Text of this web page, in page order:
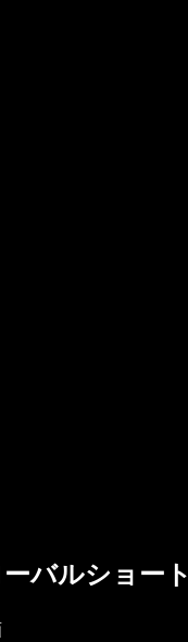
バルショート